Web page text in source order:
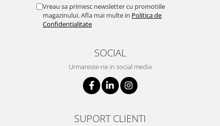
Vreau sa primesc newsletter cu promotiile
magazinului. Afla mai multe in Politica de
Confidentialitate
SOCIAL
Urmareste-ne in social media
SUPORT CLIENTI